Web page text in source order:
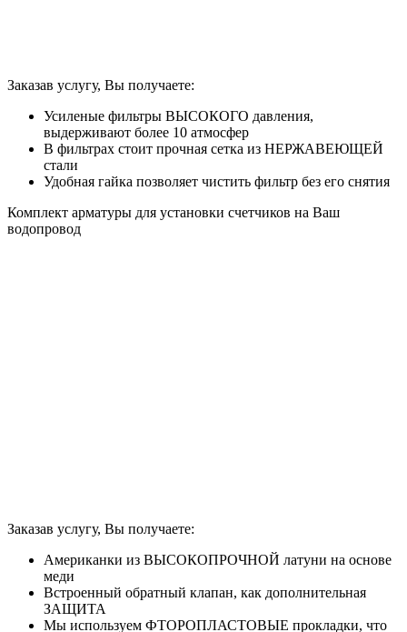
Заказав услугу, Вы получаете:
Усиленые фильтры ВЫСОКОГО давления,
выдерживают более 10 атмосфер
В фильтрах стоит прочная сетка из НЕРЖАВЕЮЩЕЙ
стали
Удобная гайка позволяет чистить фильтр без его снятия
Комплект арматуры для установки счетчиков на Ваш
водопровод
Заказав услугу, Вы получаете:
Американки из ВЫСОКОПРОЧНОЙ латуни на основе
меди
Встроенный обратный клапан, как дополнительная
ЗАЩИТА
Мы используем ФТОРОПЛАСТОВЫЕ прокладки, что